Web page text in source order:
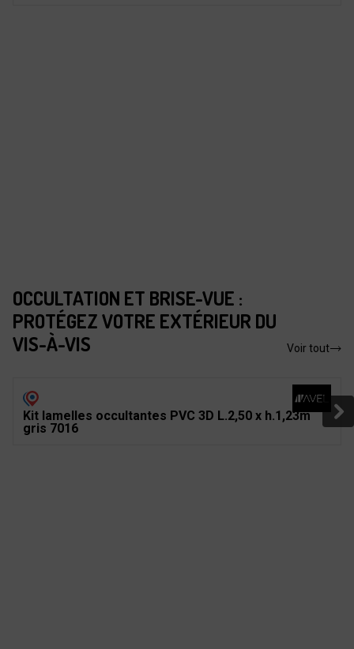
OCCULTATION ET BRISE-VUE :
PROTÉGEZ VOTRE EXTÉRIEUR DU
VIS-À-VIS
Voir tout
Kit lamelles occultantes PVC 3D L.2,50 x h.1,23m
gris 7016